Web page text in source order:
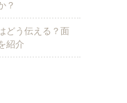
？
どう伝える？面
紹介